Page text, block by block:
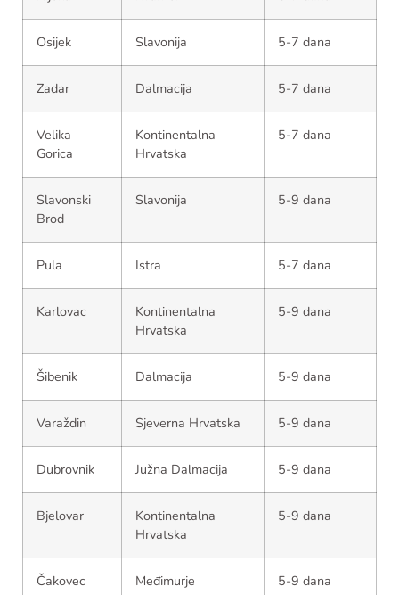
Osijek Slavonija 5-7 dana
Zadar Dalmacija 5-7 dana
Velika
Gorica
Kontinentalna
Hrvatska
5-7 dana
Slavonski
Brod
Slavonija 5-9 dana
Pula Istra 5-7 dana
Karlovac
Kontinentalna
Hrvatska
5-9 dana
Šibenik Dalmacija 5-9 dana
Varaždin Sjeverna Hrvatska 5-9 dana
Dubrovnik Južna Dalmacija 5-9 dana
Bjelovar
Kontinentalna
Hrvatska
5-9 dana
Čakovec Međimurje 5-9 dana